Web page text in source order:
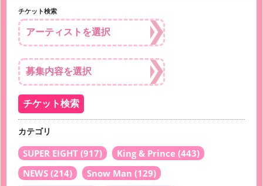
チケット検索
カテゴリ
SUPER EIGHT (917) King & Prince (443)
NEWS (214) Snow Man (129)